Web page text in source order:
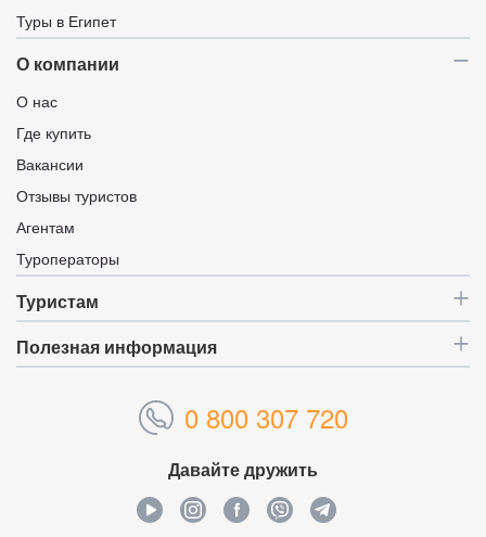
Туры в Египет
О компании
О нас
Где купить
Вакансии
Отзывы туристов
Агентам
Туроператоры
Туристам
Полезная информация
0 800 307 720
Давайте дружить